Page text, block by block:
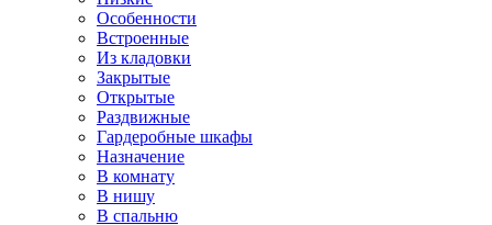
Особенности
Встроенные
Из кладовки
Закрытые
Открытые
Раздвижные
Гардеробные шкафы
Назначение
В комнату
В нишу
В спальню